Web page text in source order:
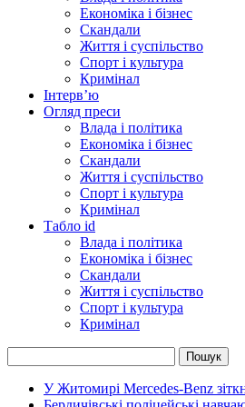
Економіка і бізнес
Скандали
Життя і суспільство
Спорт і культура
Кримінал
Інтерв’ю
Огляд преси
Влада і політика
Економіка і бізнес
Скандали
Життя і суспільство
Спорт і культура
Кримінал
Табло id
Влада і політика
Економіка і бізнес
Скандали
Життя і суспільство
Спорт і культура
Кримінал
У Житомирі Mercedes-Benz